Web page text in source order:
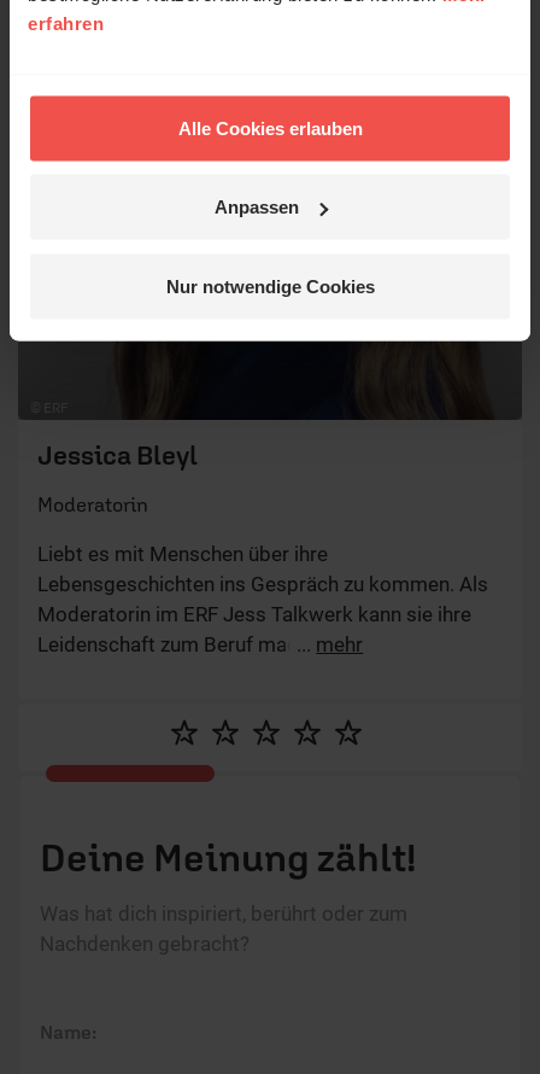
erfahren
Alle Cookies erlauben
Anpassen
Nur notwendige Cookies
Jessica Bleyl
Moderatorin
Liebt es mit Menschen über ihre
Lebensgeschichten ins Gespräch zu kommen. Als
Moderatorin im ERF Jess Talkwerk kann sie ihre
Leidenschaft zum Beruf machen. Die gebürtige
Volontariat im ERF ging es für sie zunächst als
Radiomoderatorin hinters Mikro, seit 2024 zum
unterwegs, singt, mag gute Gespräche, Bücher und
... mehr
Deine Meinung zählt!
Was hat dich inspiriert, berührt oder zum
Nachdenken gebracht?
Name: